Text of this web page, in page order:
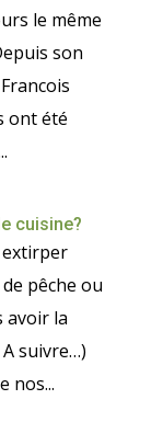
le même
son
ont été
cuisine?
extirper
pêche ou
avoir la
suivre…)
nos...